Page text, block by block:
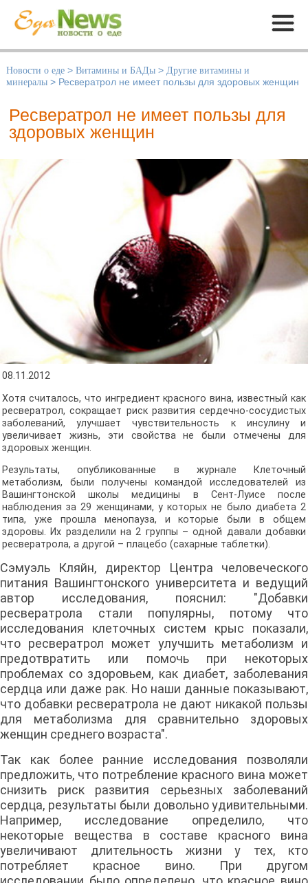
Меню
Новости о еде > Витамины и БАДы > Другие витамины и
минералы > Ресвератрол не имеет пользы для здоровых женщин
Ресвератрол не имеет пользы для
здоровых женщин
08.11.2012
Хотя считалось, что ингредиент красного вина, известный как
ресвератрол, сокращает риск развития сердечно-сосудистых
заболеваний, улучшает чувствительность к инсулину и
увеличивает жизнь, эти свойства не были отмечены для
здоровых женщин.
Результаты, опубликованные в журнале Клеточный
метаболизм, были получены командой исследователей из
Вашингтонской школы медицины в Сент-Луисе после
наблюдения за 29 женщинами, у которых не было диабета 2
типа, уже прошла менопауза, и которые были в общем
здоровы. Их разделили на 2 группы – одной давали добавки
ресвератрола, а другой – плацебо (сахарные таблетки).
Сэмуэль Кляйн, директор Центра человеческого
питания Вашингтонского университета и ведущий
автор исследования, пояснил: "Добавки
ресвератрола стали популярны, потому что
исследования клеточных систем крыс показали,
что ресвератрол может улучшить метаболизм и
предотвратить или помочь при некоторых
проблемах со здоровьем, как диабет, заболевания
сердца или даже рак. Но наши данные показывают,
что добавки ресвератрола не дают никакой пользы
для метаболизма для сравнительно здоровых
женщин среднего возраста".
Так как более ранние исследования позволяли
предложить, что потребление красного вина может
снизить риск развития серьезных заболеваний
сердца, результаты были довольно удивительными.
Например, исследование определило, что
некоторые вещества в составе красного вина
увеличивают длительность жизни у тех, кто
потребляет красное вино. При другом